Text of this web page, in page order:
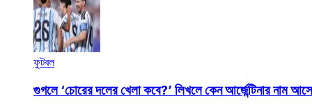
ফুটবল
গুগলে ‘চোরের দলের খেলা কবে?’ লিখলে কেন আর্জেন্টিনার নাম